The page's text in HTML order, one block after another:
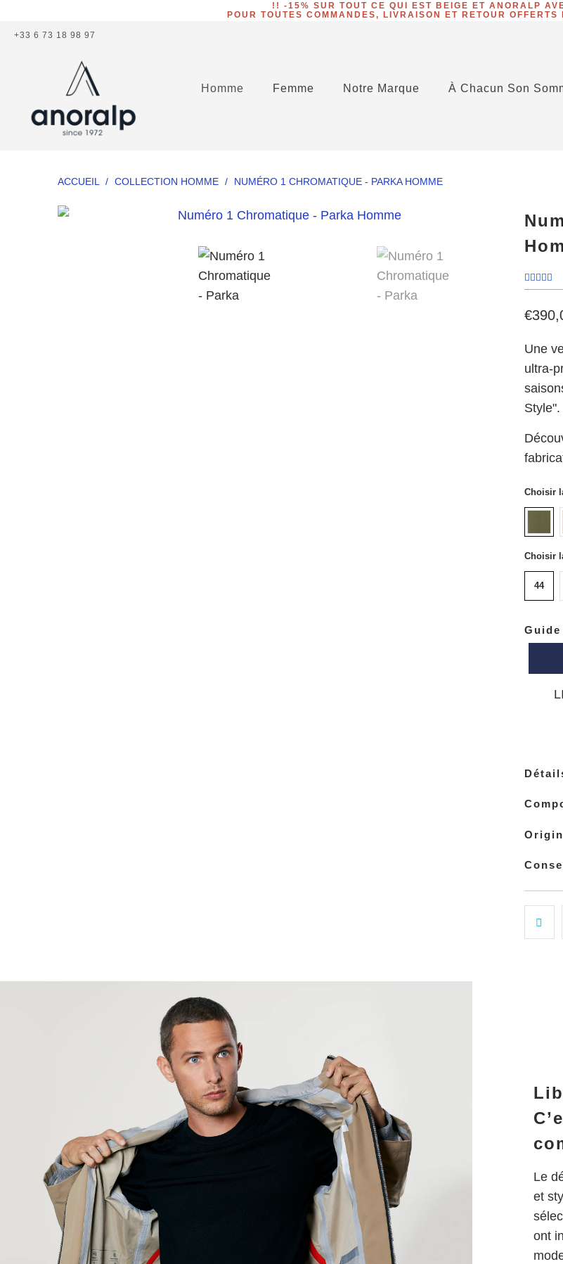
!! -15% SUR TOUT CE QUI EST BEIGE ET ANORALP
POUR TOUTES COMMANDES, LIVRAISON ET RETOUR
+33 6 73 18 98 97
Homme Femme Notre Marque À Chacun Son
ACCUEIL / COLLECTION HOMME / NUMÉRO 1 CHROMATIQUE - PARKA HOMME
Une
ultra-
Style".
Choisir
Choisir
44
Le
et
ont